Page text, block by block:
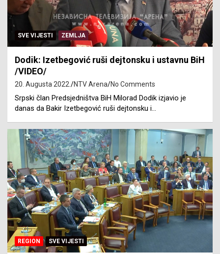
SVE VIJESTI ZEMLJA
Dodik: Izetbegović ruši dejtonsku i ustavnu BiH
/VIDEO/
20. Augusta 2022. NTV Arena No Comments
Srpski član Predsjedništva BiH Milorad Dodik izjavio je
danas da Bakir Izetbegović ruši dejtonsku i…
REGION SVE VIJESTI